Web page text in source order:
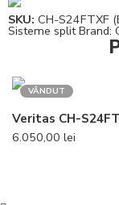
SKU: CH-S24FTXF
Sisteme split Brand:
VÂNDUT
Veritas CH-
6.050,00 lei